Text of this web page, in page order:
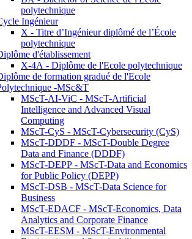
polytechnique
Ingénieur
X - Titre d’Ingénieur diplômé de l’École
polytechnique
d'établissement
X-4A - Diplôme de l'Ecole polytechnique
de formation gradué de l'Ecole
-MSc&T
MScT-AI-ViC - MScT-Artificial
Intelligence and Advanced Visual
Computing
MScT-CyS - MScT-Cybersecurity (CyS)
MScT-DDDF - MScT-Double Degree
Data and Finance (DDDF)
MScT-DEPP - MScT-Data and Economics
for Public Policy (DEPP)
MScT-DSB - MScT-Data Science for
Business
MScT-EDACF - MScT-Economics, Data
Analytics and Corporate Finance
MScT-EESM - MScT-Environmental